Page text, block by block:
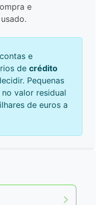
e
e
de crédito
Pequenas
valor residual
de euros a